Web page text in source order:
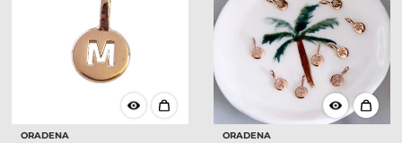
ORADENA ORADENA